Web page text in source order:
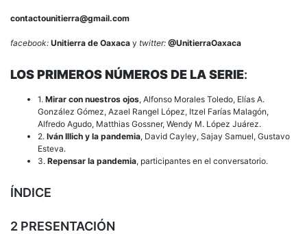
contactounitierra@gmail.com
facebook: Unitierra de Oaxaca y twitter: @UnitierraOaxaca
LOS PRIMEROS NÚMEROS DE LA SERIE:
1. Mirar con nuestros ojos, Alfonso Morales Toledo, Elías A.
González Gómez, Azael Rangel López, Itzel Farías Malagón,
Alfredo Agudo, Matthias Gossner, Wendy M. López Juárez.
2. Iván Illich y la pandemia, David Cayley, Sajay Samuel, Gustavo
Esteva.
3. Repensar la pandemia, participantes en el conversatorio.
ÍNDICE
2 PRESENTACIÓN